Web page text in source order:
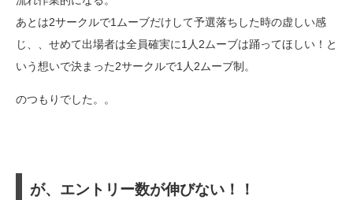
あとは2サークルで1ムーブだけして予選落ちした時の虚しい感
じ、、せめて出場者は全員確実に1人2ムーブは踊ってほしい！と
いう想いで決まった2サークルで1人2ムーブ制。
のつもりでした。。
が、エントリー数が伸びない！！